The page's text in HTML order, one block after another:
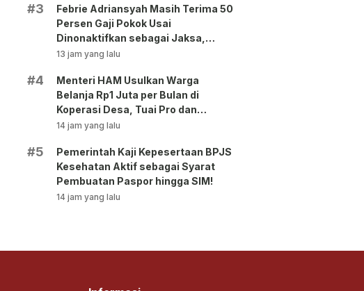
#3
Febrie Adriansyah Masih Terima 50
Persen Gaji Pokok Usai
Dinonaktifkan sebagai Jaksa,
Tunjangan ASN Dihentikan!
13 jam yang lalu
#4
Menteri HAM Usulkan Warga
Belanja Rp1 Juta per Bulan di
Koperasi Desa, Tuai Pro dan
Kontra!
14 jam yang lalu
#5
Pemerintah Kaji Kepesertaan BPJS
Kesehatan Aktif sebagai Syarat
Pembuatan Paspor hingga SIM!
14 jam yang lalu